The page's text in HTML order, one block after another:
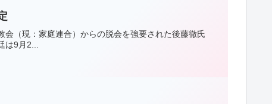
（現：家庭連合）からの脱会を強要された後藤徹氏
9月2...